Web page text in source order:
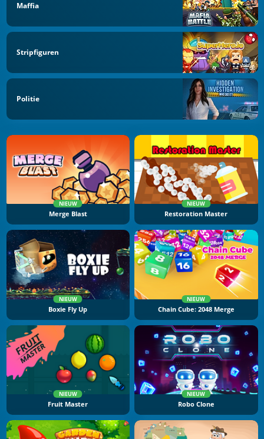
Maffia
Stripfiguren
Politie
NIEUW
Merge Blast
NIEUW
Restoration Master
NIEUW
Boxie Fly Up
NIEUW
Chain Cube: 2048 Merge
NIEUW
Fruit Master
NIEUW
Robo Clone